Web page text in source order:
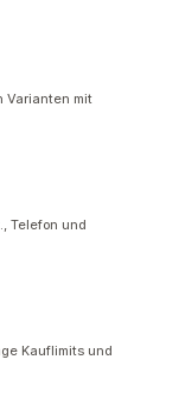
Varianten mit
Telefon und
Kauflimits und